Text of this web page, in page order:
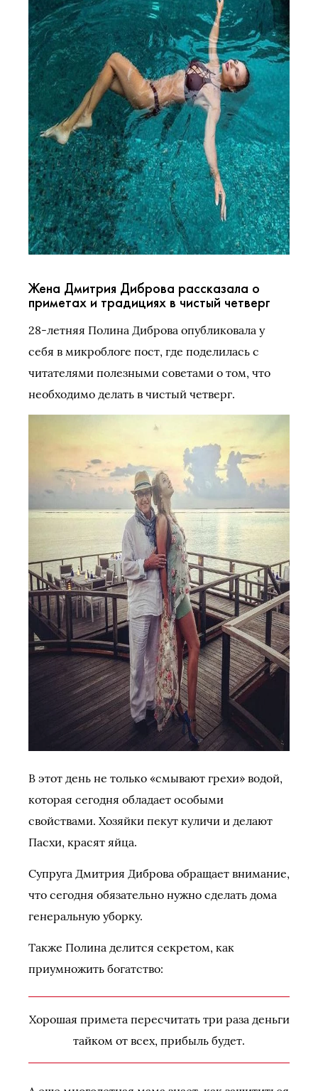
Жена Дмитрия Диброва рассказала о
приметах и традициях в чистый четверг
28-летняя Полина Диброва опубликовала у
себя в микроблоге пост, где поделилась с
читателями полезными советами о том, что
необходимо делать в чистый четверг.
В этот день не только «смывают грехи» водой,
которая сегодня обладает особыми
свойствами. Хозяйки пекут куличи и делают
Пасхи, красят яйца.
Супруга Дмитрия Диброва обращает внимание,
что сегодня обязательно нужно сделать дома
генеральную уборку.
Также Полина делится секретом, как
приумножить богатство:
Хорошая примета пересчитать три раза деньги
тайком от всех, прибыль будет.